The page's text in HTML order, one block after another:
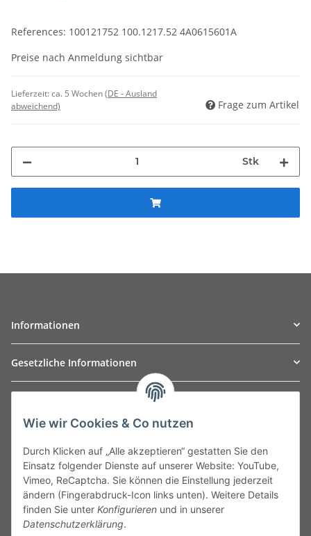
References: 100121752 100.1217.52 4A0615601A
Preise nach Anmeldung sichtbar
Lieferzeit:ca. 5 Wochen(DE - Ausland
abweichend)
Frage zum Artikel
Stk
Informationen
Gesetzliche Informationen
Leibnizstraße 2a
Germany
Phone:+49 40 5287270
Fax:+49 40 5281050
Email:sales@tow-automotive.de
Wie wir Cookies & Co nutzen
Durch Klicken auf „Alle akzeptieren“ gestatten Sie den
Einsatz folgender Dienste auf unserer Website: YouTube,
Vimeo, ReCaptcha. Sie können die Einstellung jederzeit
ändern (Fingerabdruck-Icon links unten). Weitere Details
finden Sie unter Konfigurieren und in unserer
Datenschutzerklärung.